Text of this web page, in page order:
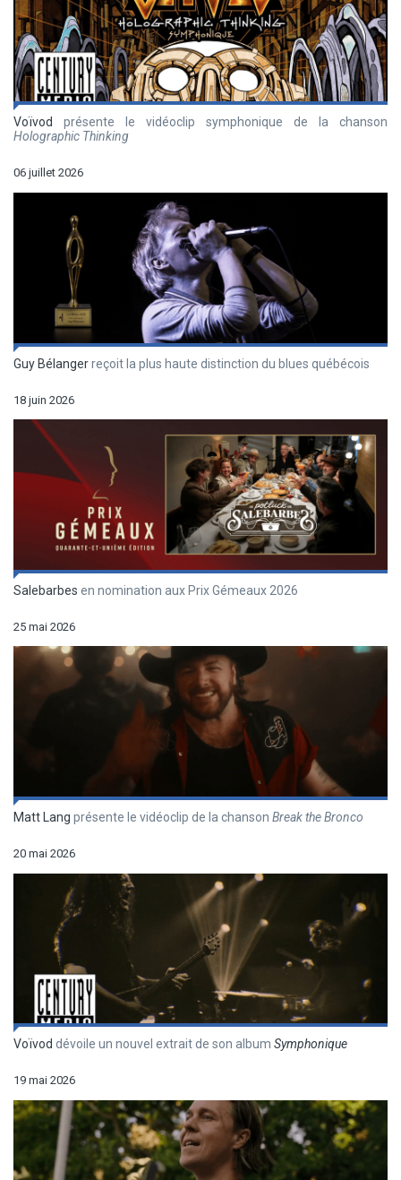
Voïvod
présente le vidéoclip symphonique de la chanson
Holographic Thinking
06 juillet 2026
Guy Bélangerreçoit la plus haute distinction du blues québécois
18 juin 2026
Salebarbes en nomination aux Prix Gémeaux 2026
25 mai 2026
Matt Lang présente le vidéoclip de la chanson Break the Bronco
20 mai 2026
Voïvod dévoile un nouvel extrait de son album Symphonique
19 mai 2026